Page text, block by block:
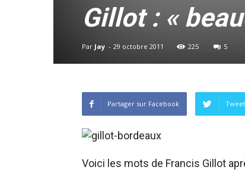
Gillot : «
Par Jay - 29 octobre 2011 225 5
Partager sur Facebook
Voici les mots de Francis Gillot